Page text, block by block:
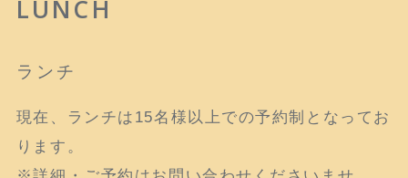
LUNCH
ランチ
現在、ランチは15名様以上での予約制となってお
ります。